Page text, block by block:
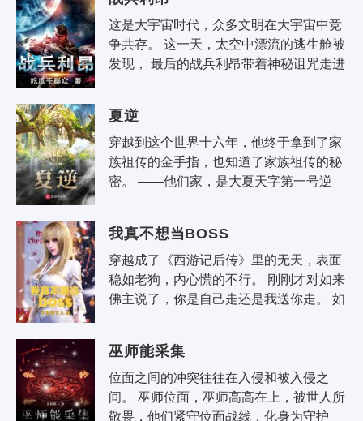
这是大宇宙时代，众多文明在大宇宙中竞
争共存。 这一天，太空中漂流的逃生舱被
发现， 最后的战兵利昂带着神秘诅咒走进
夏逆
穿越到这个世界十六年，他终于拿到了家
族祖传的金手指，也知道了家族祖传的秘
密。 ——他们家，是大夏天字第一号逆
我真不想当BOSS
穿越成了《西游记后传》里的无天，表面
稳如老狗，内心慌的不行。 刚刚才对如来
佛主说了，你是自己走还是我送你走。 如
巫师能采集
位面之间的冲突往往在入侵和被入侵之
间。 巫师位面，巫师高高在上，被世人所
敬畏，他们紧守位面战线，化身为守护